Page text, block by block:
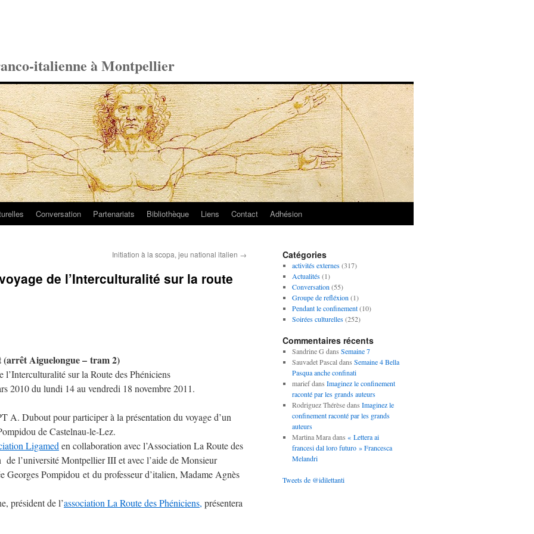
italienne à Montpellier
Conversation Partenariats Bibliothèque Liens Contact Adhésion
Initiation à la scopa, jeu national italien →
de l’Interculturalité sur la route
Aiguelongue – tram 2)
sur la Route des Phéniciens
2010 du lundi 14 au vendredi 18 novembre 2011.
A. Dubout pour participer à la présentation du voyage d’un
de Castelnau-le-Lez.
Ligamed en collaboration avec l’Association La Route des
de l’université Montpellier III et avec l’aide de Monsieur
Georges Pompidou et du professeur d’italien, Madame Agnès
président de l’association La Route des Phéniciens, présentera
Catégories
activités externes(317)
Actualités(1)
Conversation (55)
Groupe de refléxion (1)
Pendant le confinement(10)
Soirées culturelles(252)
Commentaires récents
Sandrine G dans Semaine 7
Sauvadet Pascaldans Semaine 4 Bella
Pasqua anche confinati
mariefdans Imaginez le confinement
raconté par les grands auteurs
Rodriguez Thérèsedans Imaginez le
confinement raconté par les grands
auteurs
Martina Maradans « Lettera ai
francesi dal loro futuro » Francesca
Melandri
Tweets de @idilettanti